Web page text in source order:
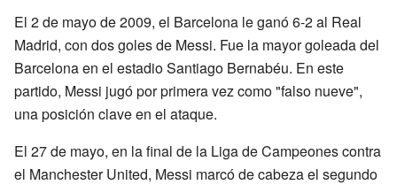
El 2 de mayo de 2009, el Barcelona le ganó 6-2 al Real
Madrid, con dos goles de Messi. Fue la mayor goleada del
Barcelona en el estadio Santiago Bernabéu. En este
partido, Messi jugó por primera vez como "falso nueve",
una posición clave en el ataque.
El 27 de mayo, en la final de la Liga de Campeones contra
el Manchester United, Messi marcó de cabeza el segundo